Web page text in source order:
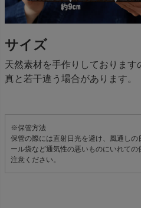
サイズ
天然素材を手作りしておりま
真と若干違う場合があります。
※保管方法
保管の際には直射日光を避け、風通し
ール袋など通気性の悪いものにいれて
注意ください。